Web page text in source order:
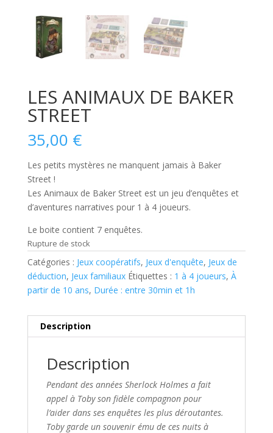
LES ANIMAUX DE BAKER
STREET
35,00 €
Les petits mystères ne manquent jamais à Baker
Street !
Les Animaux de Baker Streetest un jeu d’enquêtes et
d’aventures narratives pour 1 à 4 joueurs.
Le boite contient 7 enquêtes.
Rupture de stock
Catégories : Jeux coopératifs, Jeux d'enquête, Jeux de
déduction, Jeux familiaux Étiquettes : 1 à 4 joueurs, À
partir de 10 ans, Durée : entre 30min et 1h
Description
Description
Pendant des années Sherlock Holmes a fait
appel à Toby son fidèle compagnon pour
l’aider dans ses enquêtes les plus déroutantes.
Toby garde un souvenir ému de ces nuits à